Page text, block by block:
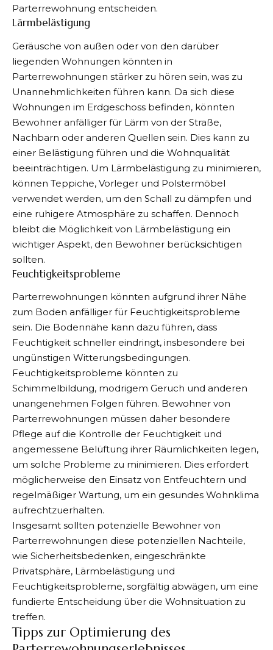
Parterrewohnung entscheiden.
Lärmbelästigung
Geräusche von außen oder von den darüber
liegenden Wohnungen könnten in
Parterrewohnungen stärker zu hören sein, was zu
Unannehmlichkeiten führen kann. Da sich diese
Wohnungen im Erdgeschoss befinden, könnten
Bewohner anfälliger für Lärm von der Straße,
Nachbarn oder anderen Quellen sein. Dies kann zu
einer Belästigung führen und die Wohnqualität
beeinträchtigen. Um Lärmbelästigung zu minimieren,
können Teppiche, Vorleger und Polstermöbel
verwendet werden, um den Schall zu dämpfen und
eine ruhigere Atmosphäre zu schaffen. Dennoch
bleibt die Möglichkeit von Lärmbelästigung ein
wichtiger Aspekt, den Bewohner berücksichtigen
sollten.
Feuchtigkeitsprobleme
Parterrewohnungen könnten aufgrund ihrer Nähe
zum Boden anfälliger für Feuchtigkeitsprobleme
sein. Die Bodennähe kann dazu führen, dass
Feuchtigkeit schneller eindringt, insbesondere bei
ungünstigen Witterungsbedingungen.
Feuchtigkeitsprobleme könnten zu
Schimmelbildung, modrigem Geruch und anderen
unangenehmen Folgen führen. Bewohner von
Parterrewohnungen müssen daher besondere
Pflege auf die Kontrolle der Feuchtigkeit und
angemessene Belüftung ihrer Räumlichkeiten legen,
um solche Probleme zu minimieren. Dies erfordert
möglicherweise den Einsatz von Entfeuchtern und
regelmäßiger Wartung, um ein gesundes Wohnklima
aufrechtzuerhalten.
Insgesamt sollten potenzielle Bewohner von
Parterrewohnungen diese potenziellen Nachteile,
wie Sicherheitsbedenken, eingeschränkte
Privatsphäre, Lärmbelästigung und
Feuchtigkeitsprobleme, sorgfältig abwägen, um eine
fundierte Entscheidung über die Wohnsituation zu
treffen.
Tipps zur Optimierung des